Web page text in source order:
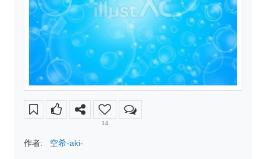
14
作者: 空希-aki-